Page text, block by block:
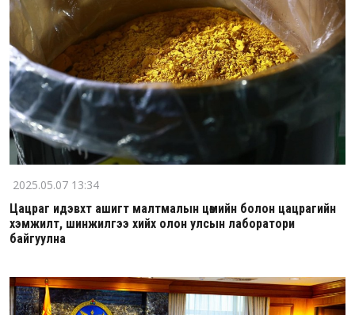
2025.05.07 13:34
Цацраг идэвхт ашигт малтмалын цөмийн болон цацрагийн
хэмжилт, шинжилгээ хийх олон улсын лаборатори
байгуулна